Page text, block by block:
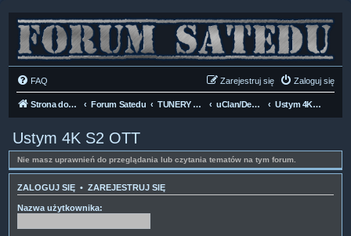
FAQ Zaloguj się
Zarejestruj się
Strona domowa Forum Satedu TUNERY SAT HD-LINUX uClan/Denys HD H.265 Ustym 4K S2 OTT
Ustym 4K S2 OTT
Nie masz uprawnień do przeglądania lub czytania tematów na tym forum.
ZALOGUJ SIĘ • ZAREJESTRUJ SIĘ
Nazwa użytkownika: